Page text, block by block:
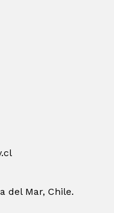
del Mar, Chile.